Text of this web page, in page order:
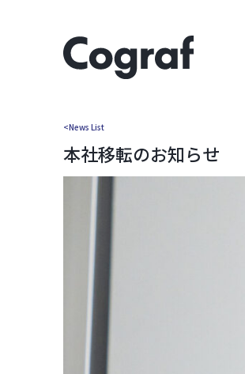
<News List
本社移転のお知らせ